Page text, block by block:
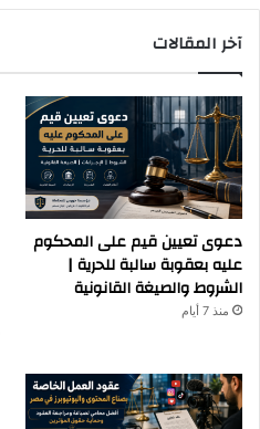
آخر المقالات
دعوى تعيين قيم على المحكوم
عليه بعقوبة سالبة للحرية |
الشروط والصيغة القانونية
منذ 7 أيام